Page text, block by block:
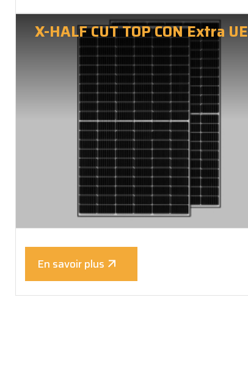
X-HALF CUT TOP CON Extra UE
En savoir plus